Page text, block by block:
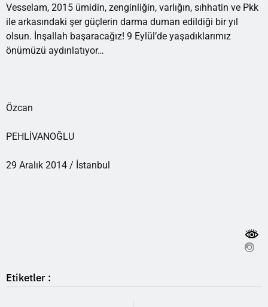
Vesselam, 2015 ümidin, zenginliğin, varlığın, sıhhatin ve Pkk
ile arkasındaki şer güçlerin darma duman edildiği bir yıl
olsun. İnşallah başaracağız! 9 Eylül’de yaşadıklarımız
önümüzü aydınlatıyor…
Özcan
PEHLİVANOĞLU
29 Aralık 2014 / İstanbul
Etiketler :